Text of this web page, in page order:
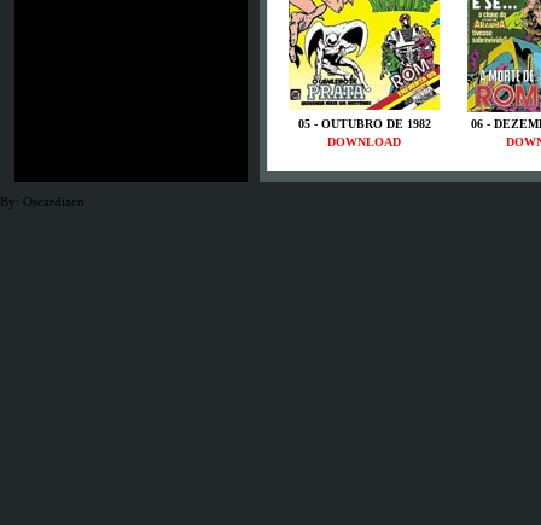
05 - OUTUBRO DE 1982
06 -
DOWNLOAD
By: Oscardiaco